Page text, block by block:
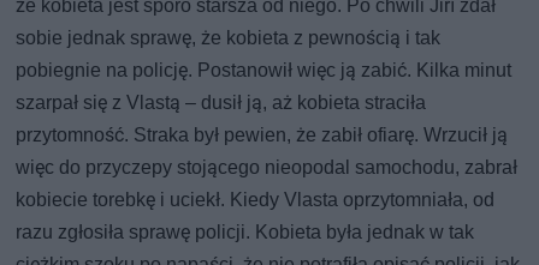
że kobieta jest sporo starsza od niego. Po chwili Jiří zdał
sobie jednak sprawę, że kobieta z pewnością i tak
pobiegnie na policję. Postanowił więc ją zabić. Kilka minut
szarpał się z Vlastą – dusił ją, aż kobieta straciła
przytomność. Straka był pewien, że zabił ofiarę. Wrzucił ją
więc do przyczepy stojącego nieopodal samochodu, zabrał
kobiecie torebkę i uciekł. Kiedy Vlasta oprzytomniała, od
razu zgłosiła sprawę policji. Kobieta była jednak w tak